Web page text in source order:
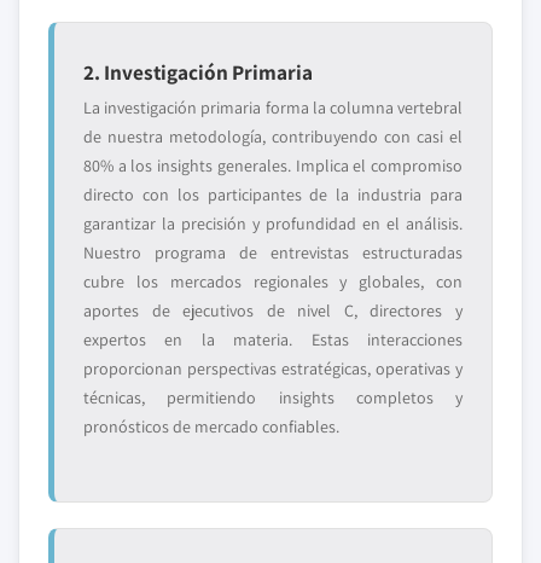
2. Investigación Primaria
La investigación primaria forma la columna vertebral
de nuestra metodología, contribuyendo con casi el
80% a los insights generales. Implica el compromiso
directo con los participantes de la industria para
garantizar la precisión y profundidad en el análisis.
Nuestro programa de entrevistas estructuradas
cubre los mercados regionales y globales, con
aportes de ejecutivos de nivel C, directores y
expertos en la materia. Estas interacciones
proporcionan perspectivas estratégicas, operativas y
técnicas, permitiendo insights completos y
pronósticos de mercado confiables.